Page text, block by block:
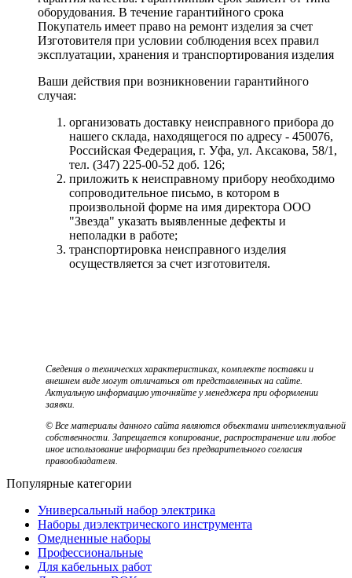
оборудования. В течение гарантийного срока
Покупатель имеет право на ремонт изделия за счет
Изготовителя при условии соблюдения всех правил
эксплуатации, хранения и транспортирования изделия
Ваши действия при возникновении гарантийного
случая:
организовать доставку неисправного прибора до
нашего склада, находящегося по адресу - 450076,
Российская Федерация, г. Уфа, ул. Аксакова, 58/1,
тел. (347) 225-00-52 доб. 126;
приложить к неисправному прибору необходимо
сопроводительное письмо, в котором в
произвольной форме на имя директора ООО
"Звезда" указать выявленные дефекты и
неполадки в работе;
транспортировка неисправного изделия
осуществляется за счет изготовителя.
Сведения о технических характеристиках, комплекте поставки и
внешнем виде могут отличаться от представленных на сайте.
Актуальную информацию уточняйте у менеджера при оформлении
заявки.
© Все материалы данного сайта являются объектами интеллектуальной
собственности. Запрещается копирование, распространение или любое
иное использование информации без предварительного согласия
правообладателя.
Популярные категории
Универсальный набор электрика
Наборы диэлектрического инструмента
Омедненные наборы
Профессиональные
Для кабельных работ